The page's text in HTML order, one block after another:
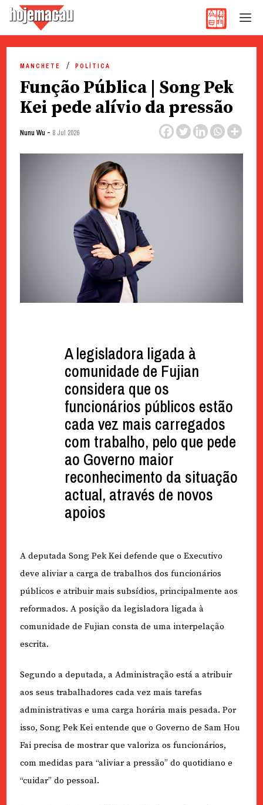
content
MANCHETE POLÍTICA
Função Pública | Song Pek
Kei pede alívio da pressão
Nunu Wu - 8 Jul 2026
A legisladora ligada à
comunidade de Fujian
considera que os
funcionários públicos estão
cada vez mais carregados
com trabalho, pelo que pede
ao Governo maior
reconhecimento da situação
actual, através de novos
apoios
A deputada Song Pek Kei defende que o Executivo
deve aliviar a carga de trabalhos dos funcionários
públicos e atribuir mais subsídios, principalmente aos
reformados. A posição da legisladora ligada à
comunidade de Fujian consta de uma interpelação
escrita.
Segundo a deputada, a Administração está a atribuir
aos seus trabalhadores cada vez mais tarefas
administrativas e uma carga horária mais pesada. Por
isso, Song Pek Kei entende que o Governo de Sam Hou
Fai precisa de mostrar que valoriza os funcionários,
com medidas para “aliviar a pressão” do quotidiano e
“cuidar” do pessoal.